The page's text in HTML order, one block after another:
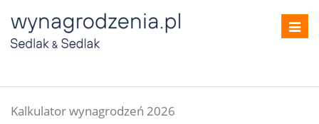
Kalkulator wynagrodzeń 2026